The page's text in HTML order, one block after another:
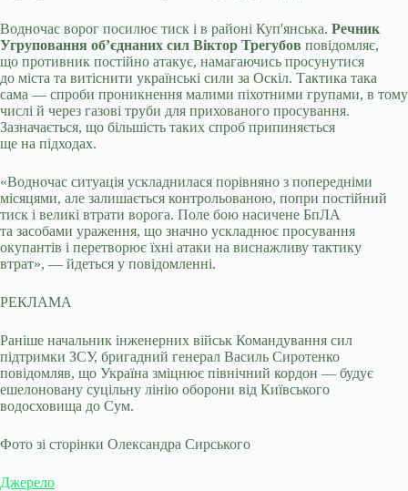
Водночас ворог посилює тиск і в районі Куп'янська. Речник
Угруповання обʼєднаних сил Віктор Трегубов повідомляє,
що противник постійно атакує, намагаючись просунутися
до міста та витіснити українські сили за Оскіл. Тактика така
сама — спроби проникнення малими піхотними групами, в тому
числі й через газові труби для прихованого просування.
Зазначається, що більшість таких спроб припиняється
ще на підходах.
«Водночас ситуація ускладнилася порівняно з попередніми
місяцями, але залишається контрольованою, попри постійний
тиск і великі втрати ворога. Поле бою насичене БпЛА
та засобами ураження, що значно ускладнює просування
окупантів і перетворює їхні атаки на виснажливу тактику
втрат», — йдеться у повідомленні.
РЕКЛАМА
Раніше начальник інженерних військ Командування сил
підтримки ЗСУ, бригадний генерал Василь Сиротенко
повідомляв, що Україна зміцнює північний кордон — будує
ешелоновану суцільну лінію оборони від Київського
водосховища до Сум.
Фото зі сторінки Олександра Сирського
Джерело